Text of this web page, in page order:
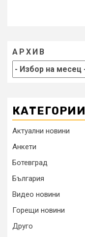
АРХИВ
КАТЕГОРИИ
Актуални новини
Анкети
Ботевград
България
Видео новини
Горещи новини
Друго